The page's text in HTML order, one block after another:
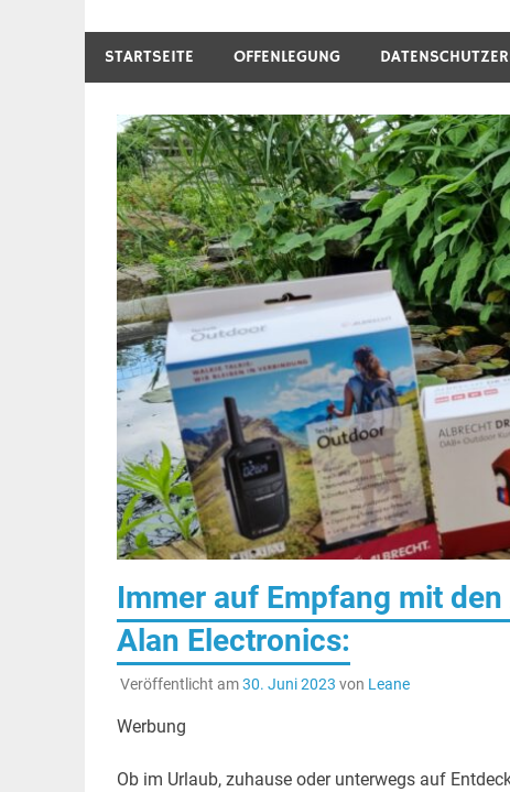
STARTSEITE OFFENLEGUNG
Immer auf Empfang mit
Alan Electronics:
Veröffentlicht am30. Juni 2023 von Leane
Werbung
Ob im Urlaub, zuhause oder unterwegs auf